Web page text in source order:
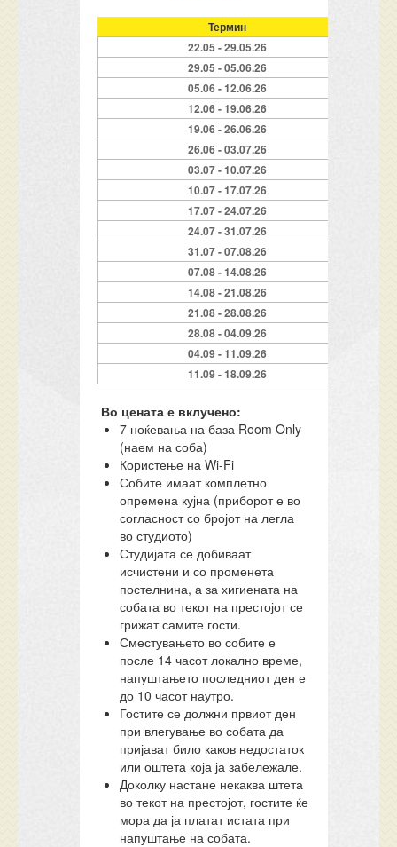
Термин
22.05 - 29.05.26
29.05 - 05.06.26
05.06 - 12.06.26
12.06 - 19.06.26
19.06 - 26.06.26
26.06 - 03.07.26
03.07 - 10.07.26
10.07 - 17.07.26
17.07 - 24.07.26
24.07 - 31.07.26
31.07 - 07.08.26
07.08 - 14.08.26
14.08 - 21.08.26
21.08 - 28.08.26
28.08 - 04.09.26
04.09 - 11.09.26
11.09 - 18.09.26
Во цената е вклучено:
7 ноќевања на база Room Only
(наем на соба)
Користење на Wi-Fi
Собите имаат комплетно
опремена кујна (приборот е во
согласност со бројот на легла
во студиото)
Студијата се добиваат
исчистени и со променета
постелнина, а за хигиената на
собата во текот на престојот се
грижат самите гости.
Сместувањето во собите е
после 14 часот локално време,
напуштањето последниот ден е
до 10 часот наутро.
Гостите се должни првиот ден
при влегување во собата да
пријават било каков недостаток
или оштета која ја забележале.
Доколку настане некаква штета
во текот на престојот, гостите ќе
мора да ја платат истата при
напуштање на собата.